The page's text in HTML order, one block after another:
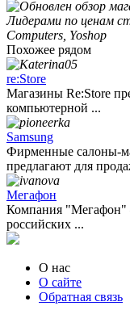
Похожее рядом
re:Store
Магазины Re:Store
компьютерной ...
Samsung
Фирменные салоны-
предлагают для
Мегафон
Компания "Мегафон"
российских ...
О нас
О сайте
Обратная связь